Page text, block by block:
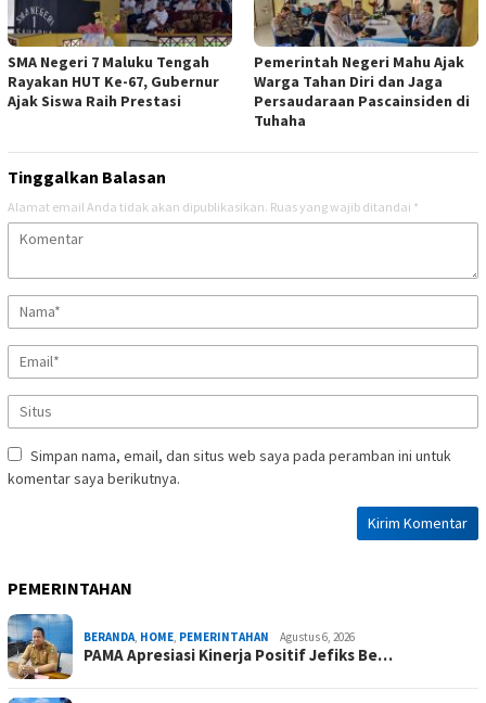
SMA Negeri 7 Maluku Tengah
Rayakan HUT Ke-67, Gubernur
Ajak Siswa Raih Prestasi
Pemerintah Negeri Mahu Ajak
Warga Tahan Diri dan Jaga
Persaudaraan Pascainsiden di
Tuhaha
Tinggalkan Balasan
Alamat email Anda tidak akan dipublikasikan. Ruas yang wajib ditandai *
Simpan nama, email, dan situs web saya pada peramban ini untuk
komentar saya berikutnya.
PEMERINTAHAN
BERANDA, HOME, PEMERINTAHAN Agustus 6, 2026
PAMA Apresiasi Kinerja Positif Jefiks Be…